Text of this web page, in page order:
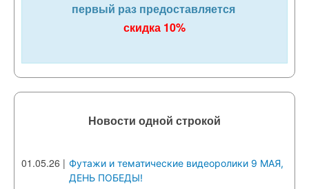
первый раз предоставляется
скидка 10%
Новости одной строкой
01.05.26 | Футажи и тематические видеоролики 9 МАЯ,
ДЕНЬ ПОБЕДЫ!